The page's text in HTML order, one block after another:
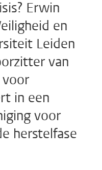
Erwin
en
Leiden
van
voor
in een
voor
herstelfase